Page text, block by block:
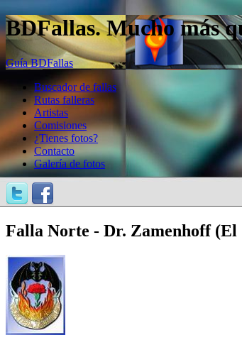
BDFallas. Mucho más
Guía BDFallas
Buscador de fallas
Rutas falleras
Artistas
Comisiones
¿Tienes fotos?
Contacto
Galería de fotos
Falla Norte - Dr. Zamenhoff